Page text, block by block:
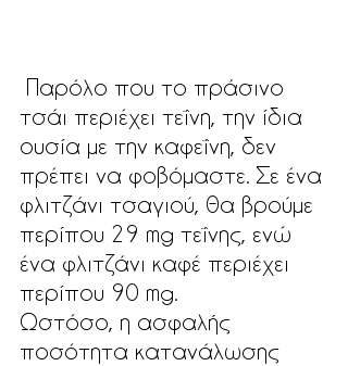
τσάι περιέχει τεΐνη, την ίδια
ουσία με την καφεΐνη, δεν
πρέπει να φοβόμαστε. Σε ένα
φλιτζάνι τσαγιού, θα βρούμε
περίπου 29 mg τεΐνης, ενώ
ένα φλιτζάνι καφέ περιέχει
περίπου 90 mg.
Ωστόσο, η ασφαλής
ποσότητα κατανάλωσης